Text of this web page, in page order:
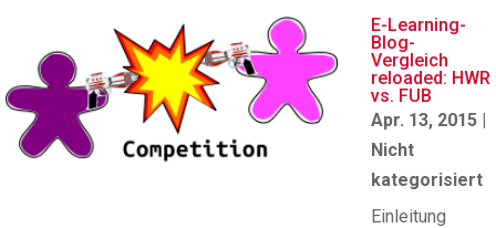
E-Learning-
Blog-
Vergleich
reloaded: HWR
vs. FUB
Apr. 13, 2015 |
Nicht
kategorisiert
Einleitung